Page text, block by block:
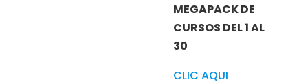
MEGAPACK DE
CURSOS DEL 1 AL
30
CLIC AQUI